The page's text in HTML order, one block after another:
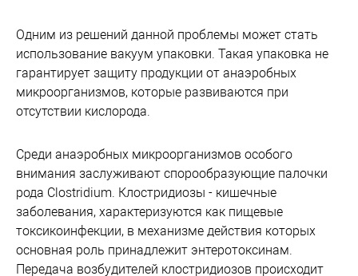
Одним из решений данной проблемы может стать
использование вакуум упаковки. Такая упаковка не
гарантирует защиту продукции от анаэробных
микроорганизмов, которые развиваются при
отсутствии кислорода.
Среди анаэробных микроорганизмов особого
внимания заслуживают спорообразующие палочки
рода Clostridium. Клостридиозы - кишечные
заболевания, характеризуются как пищевые
токсикоинфекции, в механизме действия которых
основная роль принадлежит энтеротоксинам.
Передача возбудителей клостридиозов происходит